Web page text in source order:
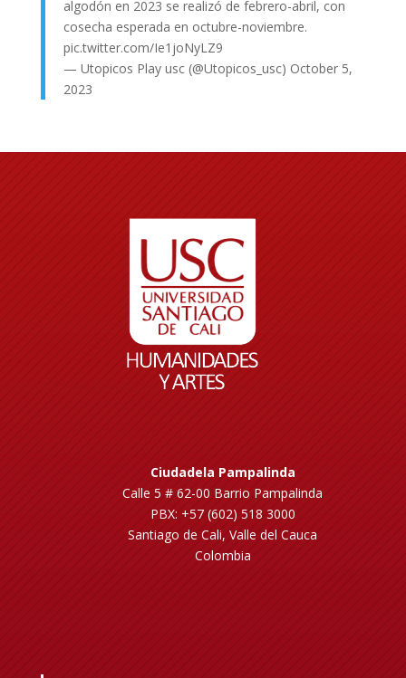
algodón en 2023 se realizó de febrero-abril, con
cosecha esperada en octubre-noviembre.
pic.twitter.com/Ie1joNyLZ9
— Utopicos Play usc (@Utopicos_usc) October 5,
2023
Ciudadela Pampalinda
Calle 5 # 62-00 Barrio Pampalinda
PBX: +57 (602) 518 3000
Santiago de Cali, Valle del Cauca
Colombia